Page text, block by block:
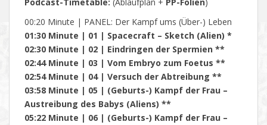
00:20 Minute | PANEL: Der Kampf ums (Über-) Leben
01:30 Minute | 01 | Spacecraft – Sketch (Alien) *
02:30 Minute | 02 | Eindringen der Spermien **
02:44 Minute | 03 | Vom Embryo zum Foetus **
02:54 Minute | 04 | Versuch der Abtreibung **
03:58 Minute | 05 | (Geburts-) Kampf der Frau –
Austreibung des Babys (Aliens) **
05:22 Minute | 06 | (Geburts-) Kampf der Frau –